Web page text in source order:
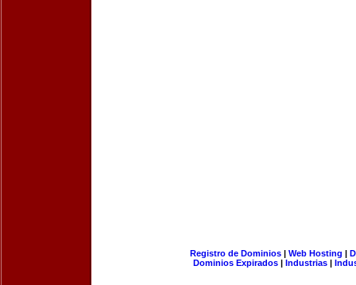
Registro de Dominios| Web Hosting |
Dominios Expirados | Industrias |